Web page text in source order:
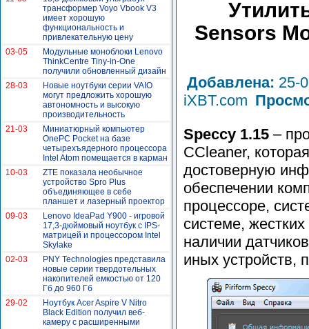
Sensors
Добавлена: 25-
iXBT.com
Speccy 1.15 –
CCleaner,
достоверную
обеспечении
процессоре,
системе,
наличии
иных
трансформер Voyo Vbook V3
имеет хорошую
функциональность и
привлекательную цену
03-05
Модульные моноблоки Lenovo
ThinkCentre Tiny-in-One
получили обновленный дизайн
28-03
Новые ноутбуки серии VAIO
могут предложить хорошую
автономность и высокую
производительность
21-03
Миниатюрный компьютер
OnePC Pocket на базе
четырехъядерного процессора
Intel Atom помещается в карман
10-03
ZTE показала необычное
устройство Spro Plus
объединяющее в себе
планшет и лазерный проектор
09-03
Lenovo IdeaPad Y900 - игровой
17,3-дюймовый ноутбук с IPS-
матрицей и процессором Intel
Skylake
02-03
PNY Technologies представила
новые серии твердотельных
накопителей емкостью от 120
Гб до 960 Гб
29-02
Ноутбук Acer Aspire V Nitro
Black Edition получил веб-
камеру с расширенными